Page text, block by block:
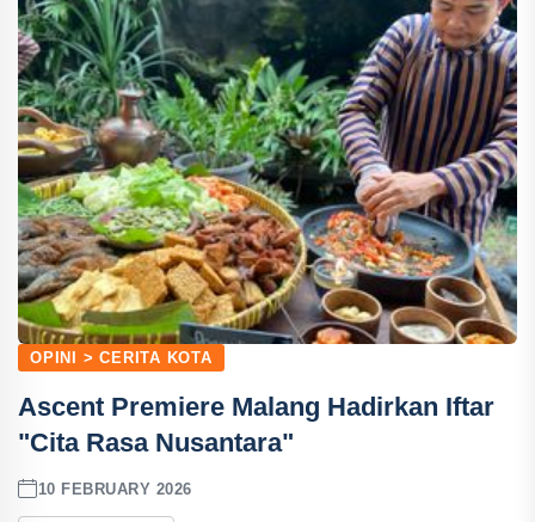
OPINI > CERITA KOTA
Ascent Premiere Malang Hadirkan Iftar
"Cita Rasa Nusantara"
10 FEBRUARY 2026